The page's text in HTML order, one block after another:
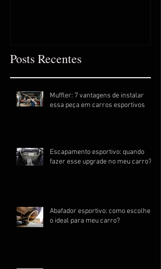
Posts Recentes
Muffler: 7 vantagens de instalar
essa peça em carros esportivos
Escapamento esportivo: quando
fazer esse upgrade no meu carro?
Abafador esportivo: como escolher
o ideal para meu carro?